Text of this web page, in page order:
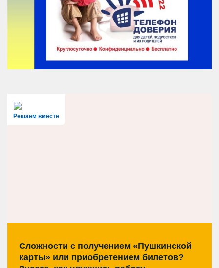
Решаем вместе
Сложности с получением «Пушкинской
карты» или приобретением билетов?